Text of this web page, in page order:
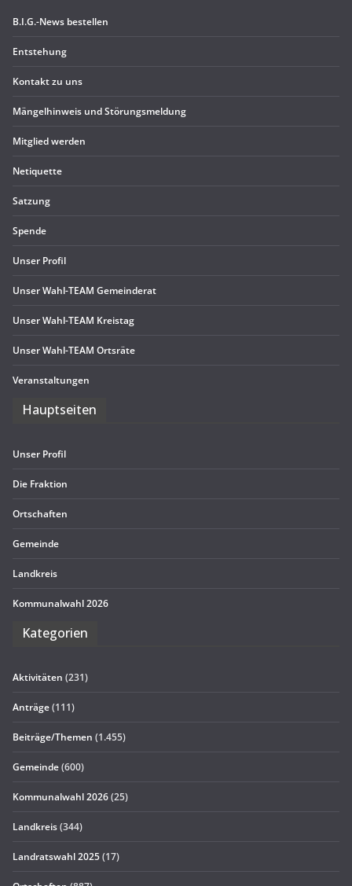
B.I.G.-News bestel­len
Ent­ste­hung
Kon­takt zu uns
Män­gel­hin­weis und Störungsmeldung
Mit­glied werden
Neti­quette
Sat­zung
Spende
Unser Pro­fil
Unser Wahl-TEAM Gemeinderat
Unser Wahl-TEAM Kreistag
Unser Wahl-TEAM Ortsräte
Ver­an­stal­tun­gen
Haupt­sei­ten
Unser Pro­fil
Die Frak­tion
Ort­schaf­ten
Gemeinde
Land­kreis
Kom­mu­nal­wahl 2026
Kate­go­rien
Aktivitäten (231)
Anträge(111)
Beiträge/Themen (1.455)
Gemeinde(600)
Kommunalwahl 2026(25)
Landkreis(344)
Landratswahl 2025(17)